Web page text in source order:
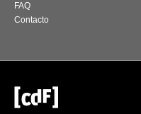
FAQ
Contacto